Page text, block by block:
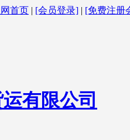
首页 | [会员登录] | [免费注册
有限公司